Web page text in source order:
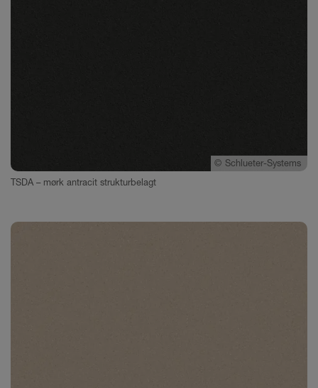
© Schlueter-Systems
TSDA – mørk antracit strukturbelagt